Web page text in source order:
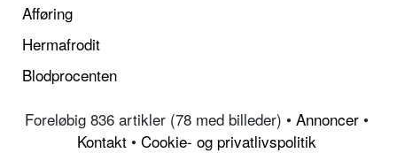
Afføring
Hermafrodit
Blodprocenten
Foreløbig 836 artikler (78 med billeder) • Annoncer•
Kontakt• Cookie- og privatlivspolitik